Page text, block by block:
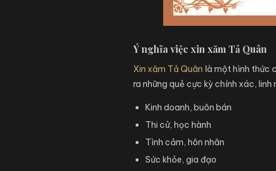
Ý nghĩa việc xin xăm Tả Quân
Xin xăm Tả Quân là một hình thức
ra những quẻ cực kỳ chính xác,
Kinh doanh, buôn bán
Thi cử, học hành
Tình cảm, hôn nhân
Sức khỏe, gia đạo